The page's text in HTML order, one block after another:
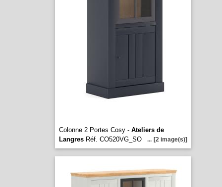
Colonne 2 Portes Cosy - Ateliers de
LangresRéf. CO520VG_SO ... [2 image(s)]